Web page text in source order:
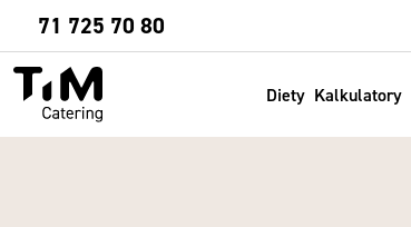
71 725 70 80
Diety Kalkulatory
Sprawdź